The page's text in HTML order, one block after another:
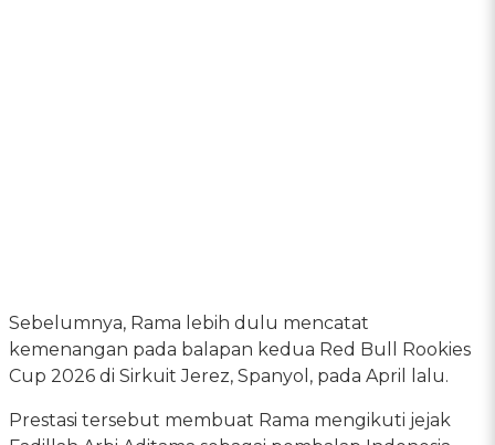
Sebelumnya, Rama lebih dulu mencatat
kemenangan pada balapan kedua Red Bull Rookies
Cup 2026 di Sirkuit Jerez, Spanyol, pada April lalu.
Prestasi tersebut membuat Rama mengikuti jejak